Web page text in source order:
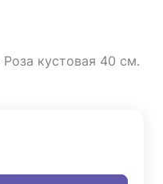
Роза кустовая 40 см.